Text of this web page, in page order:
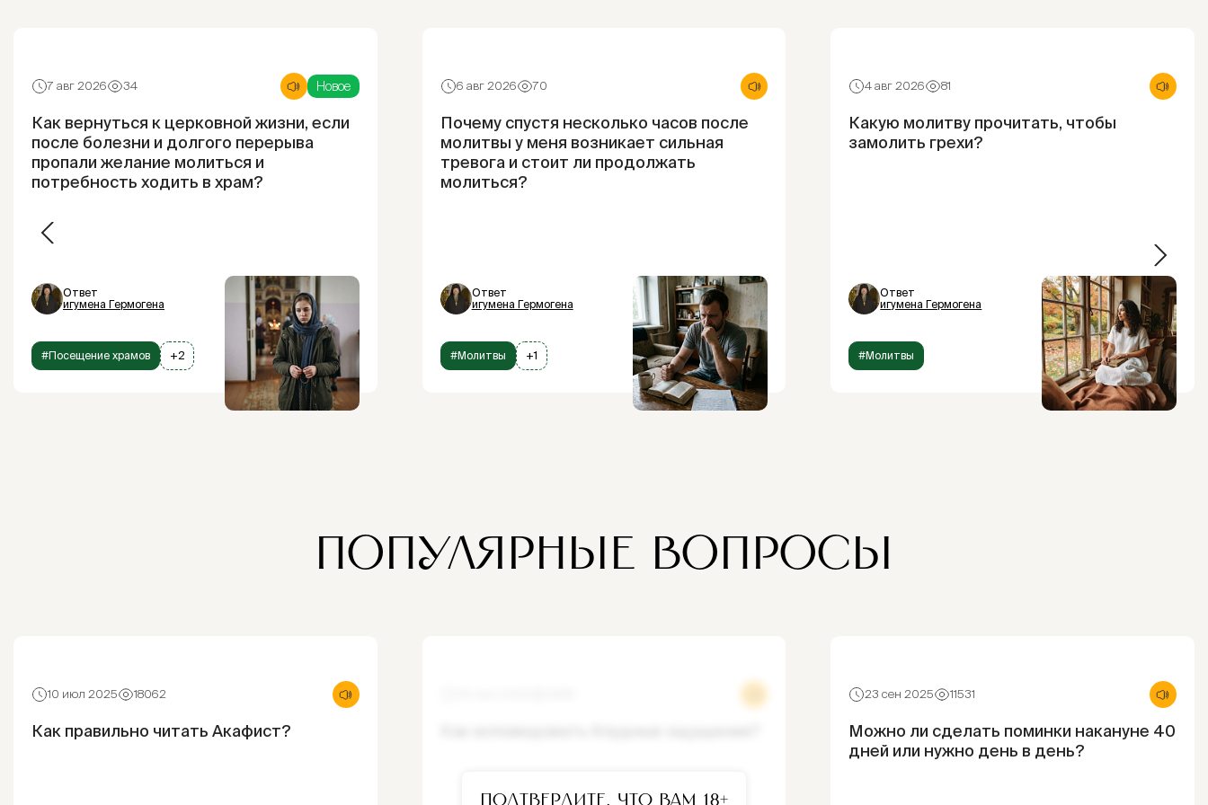
7 авг 2026 34 Новое
Как вернуться к церковной жизни, если
после болезни и долгого перерыва
пропали желание молиться и
потребность ходить в храм?
Ответ
игумена Гермогена
#Посещение храмов +2
6 авг 2026 70
Почему спустя несколько часов после
молитвы у меня возникает сильная
тревога и стоит ли продолжать
молиться?
Ответ
игумена Гермогена
#Молитвы +1
4 авг 2026 81
Какую молитву прочитать, чтобы
замолить грехи?
Ответ
игумена Гермогена
#Молитвы
ПОПУЛЯРНЫЕ ВОПРОСЫ
10 июл 2025 18062
Как правильно читать Акафист?
Подтвердите, что вам 18+
23 сен 2025 11531
Можно ли сделать поминки накануне 40
дней или нужно день в день?